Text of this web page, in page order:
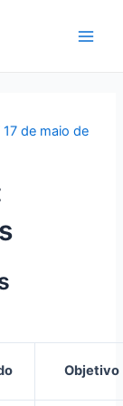
17 de maio de
Objetivo